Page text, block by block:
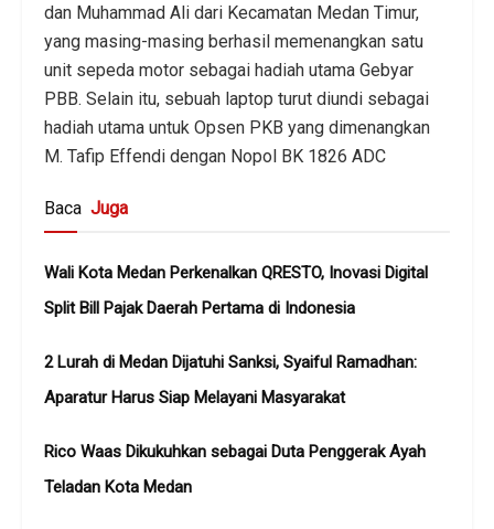
dan Muhammad Ali dari Kecamatan Medan Timur,
yang masing-masing berhasil memenangkan satu
unit sepeda motor sebagai hadiah utama Gebyar
PBB. Selain itu, sebuah laptop turut diundi sebagai
hadiah utama untuk Opsen PKB yang dimenangkan
M. Tafip Effendi dengan Nopol BK 1826 ADC
Baca Juga
Wali Kota Medan Perkenalkan QRESTO, Inovasi Digital
Split Bill Pajak Daerah Pertama di Indonesia
2 Lurah di Medan Dijatuhi Sanksi, Syaiful Ramadhan:
Aparatur Harus Siap Melayani Masyarakat
Rico Waas Dikukuhkan sebagai Duta Penggerak Ayah
Teladan Kota Medan